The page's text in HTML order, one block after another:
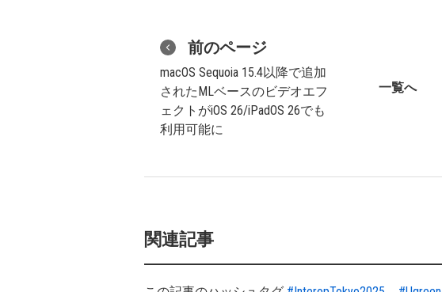
前のページ
macOS Sequoia 15.4以降で追加
されたMLベースのビデオエフ
ェクトがiOS 26/iPadOS 26でも
利用可能に
一覧へ
関連記事